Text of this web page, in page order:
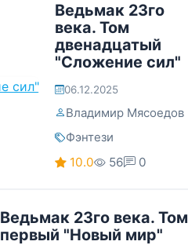
Ведьмак 23го
века. Том
двенадцатый
"Сложение сил"
06.12.2025
Владимир Мясоедов
Фэнтези
10.0
56 0
Ведьмак 23го века. Том
первый "Новый мир"